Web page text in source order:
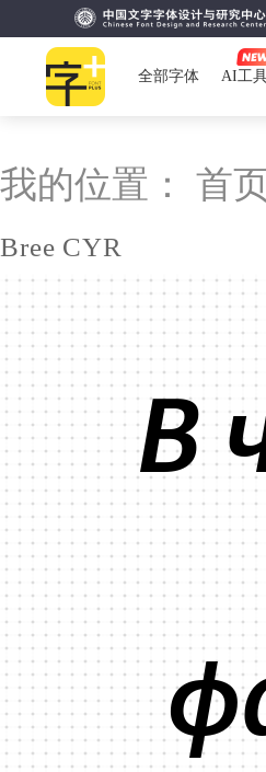
全部字体 AI工
我的位置： 首
Bree CYR
В